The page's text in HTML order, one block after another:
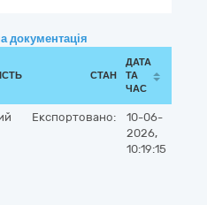
документація
СТАН
ДАТА
ТА
ЧАС
Експортовано:
10-06-
2026,
10:19:15